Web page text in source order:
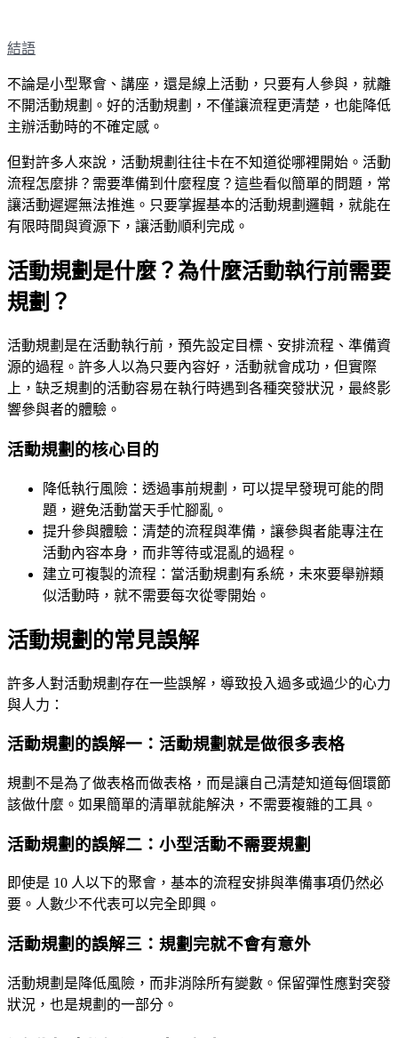
結語
不論是小型聚會、講座，還是線上活動，只要有人參與，就離
不開活動規劃。好的活動規劃，不僅讓流程更清楚，也能降低
主辦活動時的不確定感。
但對許多人來說，活動規劃往往卡在不知道從哪裡開始。活動
流程怎麼排？需要準備到什麼程度？這些看似簡單的問題，常
讓活動遲遲無法推進。只要掌握基本的活動規劃邏輯，就能在
有限時間與資源下，讓活動順利完成。
活動規劃是什麼？為什麼活動執行前需要
規劃？
活動規劃是在活動執行前，預先設定目標、安排流程、準備資
源的過程。許多人以為只要內容好，活動就會成功，但實際
上，缺乏規劃的活動容易在執行時遇到各種突發狀況，最終影
響參與者的體驗。
活動規劃的核心目的
降低執行風險：透過事前規劃，可以提早發現可能的問
題，避免活動當天手忙腳亂。
提升參與體驗：清楚的流程與準備，讓參與者能專注在
活動內容本身，而非等待或混亂的過程。
建立可複製的流程：當活動規劃有系統，未來要舉辦類
似活動時，就不需要每次從零開始。
活動規劃的常見誤解
許多人對活動規劃存在一些誤解，導致投入過多或過少的心力
與人力：
活動規劃的誤解一：活動規劃就是做很多表格
規劃不是為了做表格而做表格，而是讓自己清楚知道每個環節
該做什麼。如果簡單的清單就能解決，不需要複雜的工具。
活動規劃的誤解二：小型活動不需要規劃
即使是 10 人以下的聚會，基本的流程安排與準備事項仍然必
要。人數少不代表可以完全即興。
活動規劃的誤解三：規劃完就不會有意外
活動規劃是降低風險，而非消除所有變數。保留彈性應對突發
狀況，也是規劃的一部分。